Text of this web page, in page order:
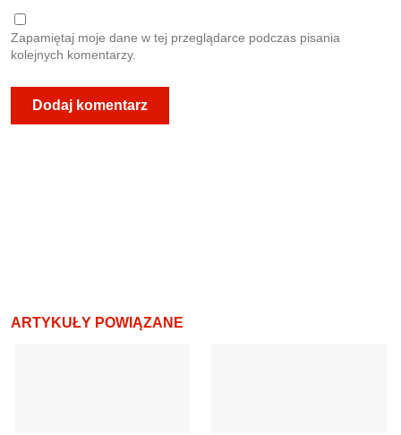
Zapamiętaj moje dane w tej przeglądarce podczas pisania
kolejnych komentarzy.
ARTYKUŁY POWIĄZANE